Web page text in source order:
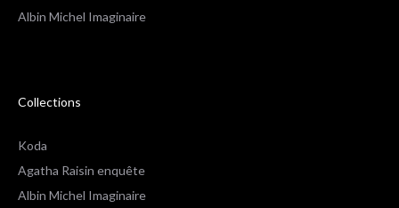
Albin Michel Imaginaire
Collections
Koda
Agatha Raisin enquête
Albin Michel Imaginaire